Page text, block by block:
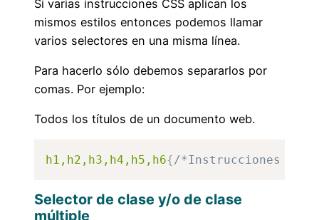
Si varias instrucciones CSS aplican los
mismos estilos entonces podemos llamar
varios selectores en una misma línea.
Para hacerlo sólo debemos separarlos por
comas. Por ejemplo:
Todos los títulos de un documento web.
h1,h2,h3,h4,h5,h6{ /*Instrucciones
Selector de clase y/o de clase
múltiple